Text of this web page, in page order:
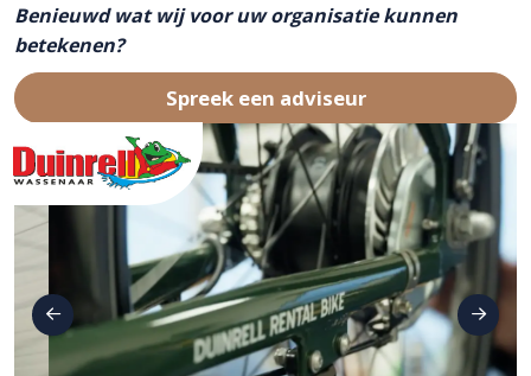
Benieuwd wat wij voor uw organisatie kunnen
betekenen?
Spreek een adviseur